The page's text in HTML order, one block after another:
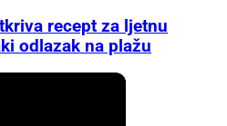
recept za ljetnu
odlazak na plažu